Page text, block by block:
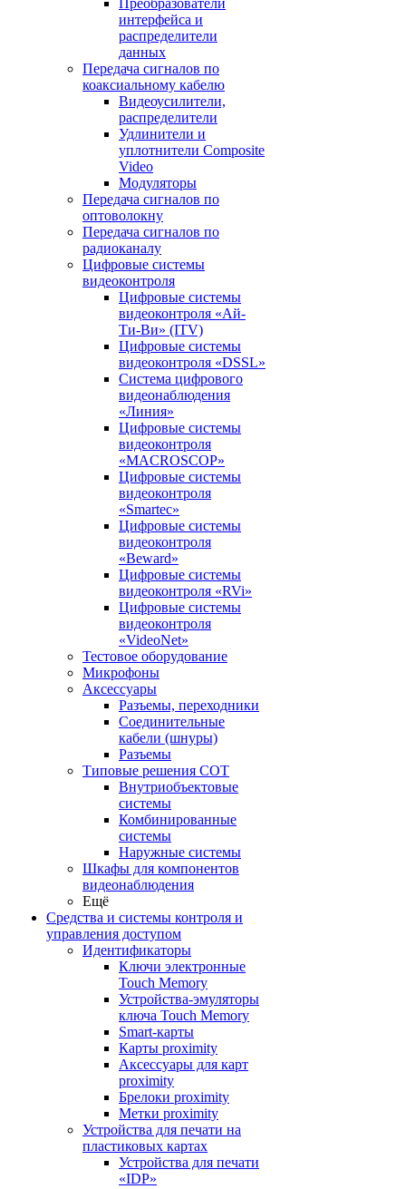
Преобразователи
интерфейса и
распределители
данных
Передача сигналов по
коаксиальному кабелю
Видеоусилители,
распределители
Удлинители и
уплотнители Сomposite
Video
Модуляторы
Передача сигналов по
оптоволокну
Передача сигналов по
радиоканалу
Цифровые системы
видеоконтроля
Цифровые системы
видеоконтроля «Ай-
Ти-Ви» (ITV)
Цифровые системы
видеоконтроля «DSSL»
Система цифрового
видеонаблюдения
«Линия»
Цифровые системы
видеоконтроля
«MACROSCOP»
Цифровые системы
видеоконтроля
«Smartec»
Цифровые системы
видеоконтроля
«Beward»
Цифровые системы
видеоконтроля «RVi»
Цифровые системы
видеоконтроля
«VideoNet»
Тестовое оборудование
Микрофоны
Аксессуары
Разъемы, переходники
Соединительные
кабели (шнуры)
Разъемы
Типовые решения СОТ
Внутриобъектовые
системы
Комбинированные
системы
Наружные системы
Шкафы для компонентов
видеонаблюдения
Ещё
Средства и системы контроля и
управления доступом
Идентификаторы
Ключи электронные
Touch Memory
Устройства-эмуляторы
ключа Touch Memory
Smart-карты
Карты proximity
Аксессуары для карт
proximitу
Брелоки proximity
Метки proximity
Устройства для печати на
пластиковых картах
Устройства для печати
«IDP»